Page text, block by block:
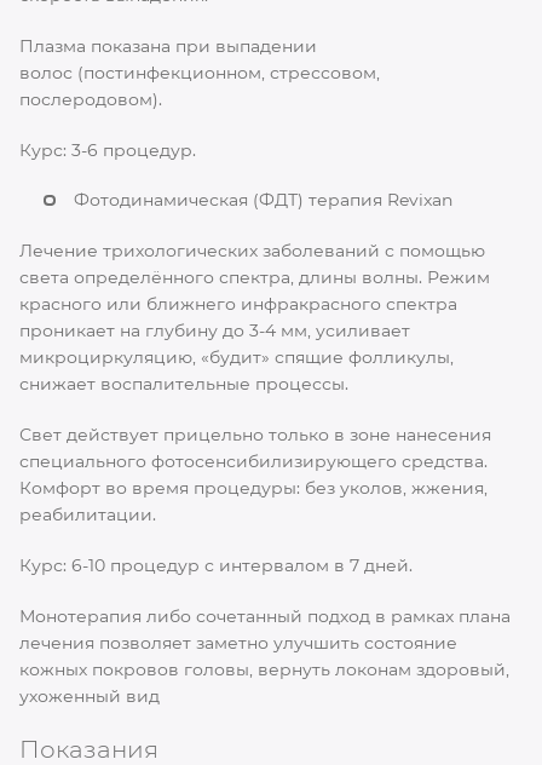
Плазма показана при выпадении
волос (постинфекционном, стрессовом,
послеродовом).
Курс: 3-6 процедур.
Фотодинамическая (ФДТ) терапия Revixan
Лечение трихологических заболеваний с помощью
света определённого спектра, длины волны. Режим
красного или ближнего инфракрасного спектра
проникает на глубину до 3-4 мм, усиливает
микроциркуляцию, «будит» спящие фолликулы,
снижает воспалительные процессы.
Свет действует прицельно только в зоне нанесения
специального фотосенсибилизирующего средства.
Комфорт во время процедуры: без уколов, жжения,
реабилитации.
Курс: 6-10 процедур с интервалом в 7 дней.
Монотерапия либо сочетанный подход в рамках плана
лечения позволяет заметно улучшить состояние
кожных покровов головы, вернуть локонам здоровый,
ухоженный вид
Показания